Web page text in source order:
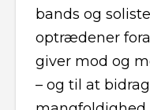
bands og
optrædener
giver mod og
– og til at